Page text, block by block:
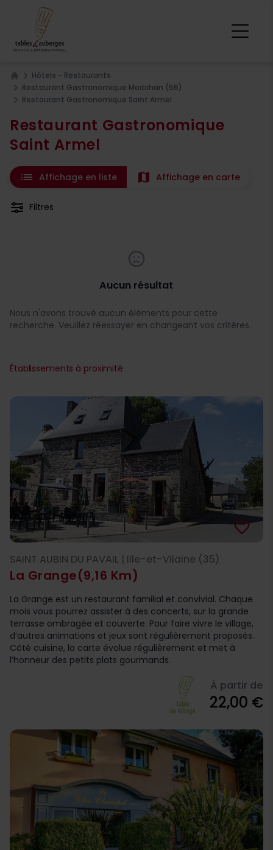
Home
Hôtels - Restaurants
Restaurant Gastronomique Morbihan (56)
Restaurant Gastronomique Saint Armel
Restaurant Gastronomique
Saint Armel
list Affichage en liste map Affichage en carte
Filtres
Aucun résultat
Nous n'avons trouvé aucun éléments pour cette
recherche. Veuillez réessayer en changeant vos critères.
Établissements à proximité
La Grange(9,16 Km)
favorite_border
SAINT AUBIN DU PAVAIL | Ille-et-Vilaine (35)
La Grange est un restaurant familial et convivial. Chaque
mois vous pourrez assister à des concerts, sur la grande
terrasse ombragée et couverte. Pour faire vivre le village,
d’autres animations et jeux sont régulièrement proposés.
Côté cuisine, la carte évolue régulièrement et met à
l’honneur des petits plats gourmands.
À partir de
22,00 €